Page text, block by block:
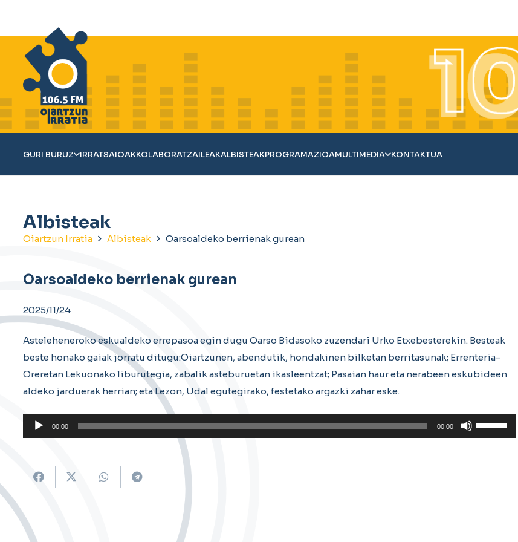
GURI BURUZ IRRATSAIOAKKOLABORATZAILEAKALBISTEAKPROGRAMAZIOAMULTIMEDIA KONTAKTUA
Albisteak
Oiartzun Irratia Albisteak Oarsoaldeko berrienak gurean
Oarsoaldeko berrienak gurean
2025/11/24
Asteleheneroko eskualdeko errepasoa egin dugu Oarso Bidasoko zuzendari Urko Etxebesterekin. Besteak
beste honako gaiak jorratu ditugu:Oiartzunen, abendutik, hondakinen bilketan berritasunak; Errenteria-
Oreretan Lekuonako liburutegia, zabalik asteburuetan ikasleentzat; Pasaian haur eta nerabeen eskubideen
aldeko jarduerak herrian; eta Lezon, Udal egutegirako, festetako argazki zahar eske.
Soinu
erreproduzigailua
00:00 00:00
Erabili
gora/behera